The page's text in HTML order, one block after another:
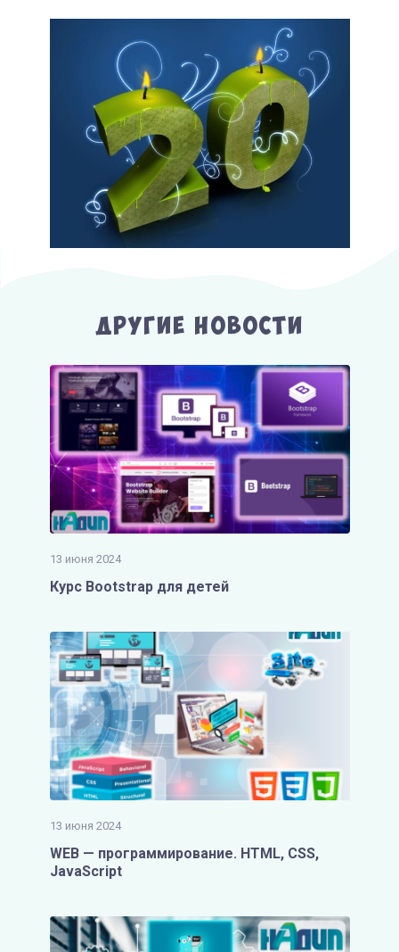
Другие Новости
13 июня 2024
Курс Bootstrap для детей
13 июня 2024
WEB — программирование. HTML, CSS,
JavaScript